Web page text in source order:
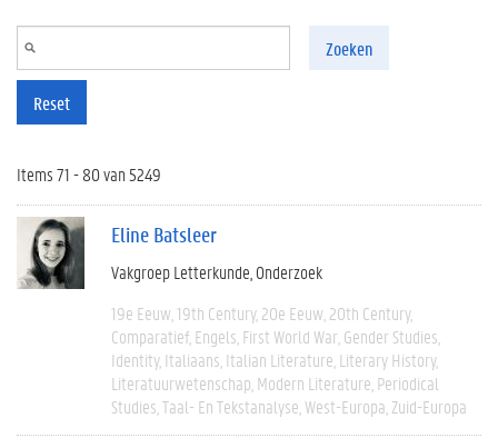
Zoeken
Reset
Items 71 - 80 van 5249
Eline Batsleer
Vakgroep Letterkunde Onderzoek
19e Eeuw 19th Century 20e Eeuw 20th Century
Comparatief Engels First World War Gender Studies
Identity Italiaans Italian Literature Literary History
Literatuurwetenschap Modern Literature Periodical
Studies Taal- En Tekstanalyse West-Europa Zuid-Europa